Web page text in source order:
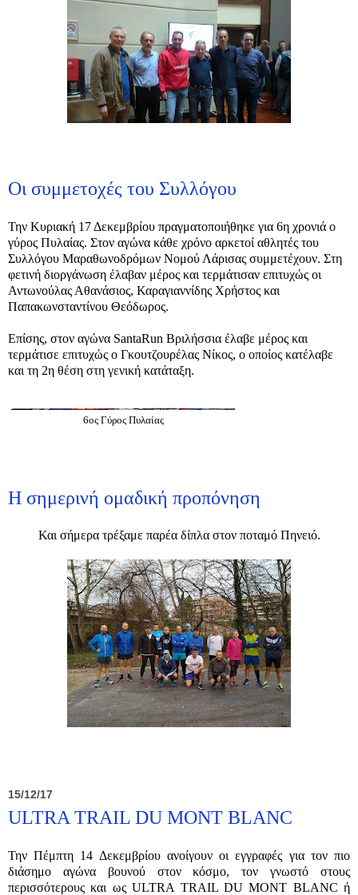
Οι συμμετοχές του Συλλόγου
Την Κυριακή 17 Δεκεμβρίου πραγματοποιήθηκε για 6η χρονιά ο
γύρος Πυλαίας. Στον αγώνα κάθε χρόνο αρκετοί αθλητές του
Συλλόγου Μαραθωνοδρόμων Νομού Λάρισας συμμετέχουν. Στη
φετινή διοργάνωση έλαβαν μέρος και τερμάτισαν επιτυχώς οι
Αντωνούλας Αθανάσιος, Καραγιαννίδης Χρήστος και
Παπακωνσταντίνου Θεόδωρος.
Επίσης, στον αγώνα SantaRun Βριλήσσια έλαβε μέρος και
τερμάτισε επιτυχώς ο Γκουτζουρέλας Νίκος, ο οποίος κατέλαβε
και τη 2η θέση στη γενική κατάταξη.
6ος Γύρος Πυλαίας
Η σημερινή ομαδική προπόνηση
Και σήμερα τρέξαμε παρέα δίπλα στον ποταμό Πηνειό.
15/12/17
ULTRA TRAIL DU MONT BLANC
Την Πέμπτη 14 Δεκεμβρίου ανοίγουν οι εγγραφές για τον πιο
διάσημο αγώνα βουνού στον κόσμο, τον γνωστό στους
περισσότερους και ως ULTRA TRAIL DU MONT BLANC ή